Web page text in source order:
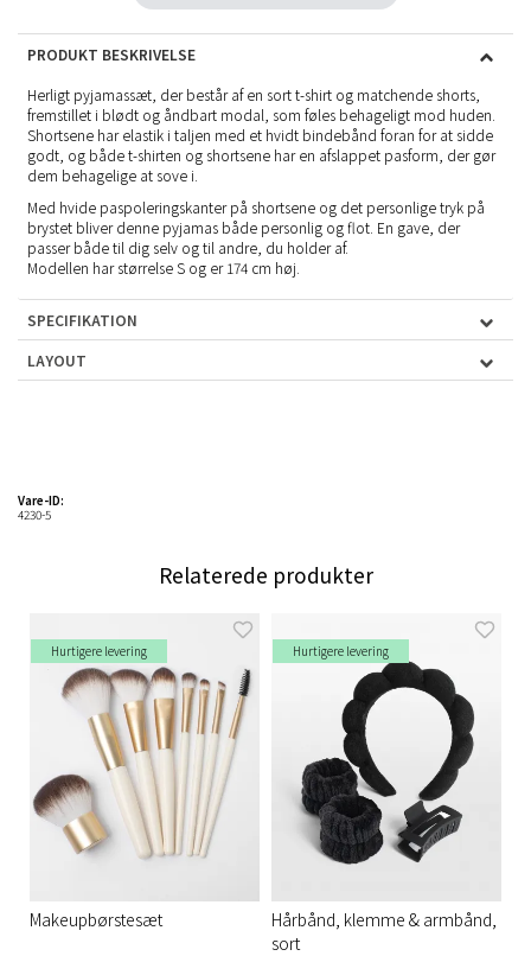
PRODUKT BESKRIVELSE
Herligt pyjamassæt, der består af en sort t-shirt og matchende shorts,
fremstillet i blødt og åndbart modal, som føles behageligt mod huden.
Shortsene har elastik i taljen med et hvidt bindebånd foran for at sidde
godt, og både t-shirten og shortsene har en afslappet pasform, der gør
dem behagelige at sove i.
Med hvide paspoleringskanter på shortsene og det personlige tryk på
brystet bliver denne pyjamas både personlig og flot. En gave, der
passer både til dig selv og til andre, du holder af.
Modellen har størrelse S og er 174 cm høj.
SPECIFIKATION
LAYOUT
Vare-ID:
4230-5
Relaterede produkter
Hurtigere levering
Makeupbørstesæt
Hurtigere levering
Hårbånd, klemme & armbånd,
sort